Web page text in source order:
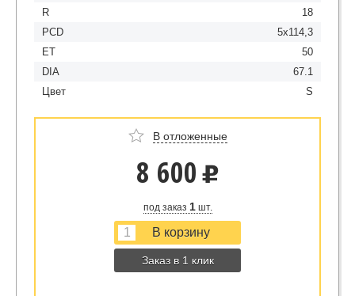
R
18
PCD
5x114,3
ET
50
DIA
67.1
Цвет
S
В отложенные
8 600 u
под заказ 1шт.
Заказ в 1 клик